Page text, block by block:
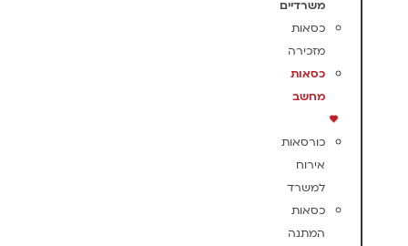
משרדיים
כסאות
מזכירה
כסאות
מחשב
כורסאות
אירוח
למשרד
כסאות
המתנה